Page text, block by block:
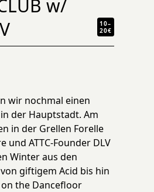
w/
10–
20€
wir nochmal einen
der Hauptstadt. Am
in der Grellen Forelle
und ATTC-Founder DLV
Winter aus den
giftigem Acid bis hin
the Dancefloor